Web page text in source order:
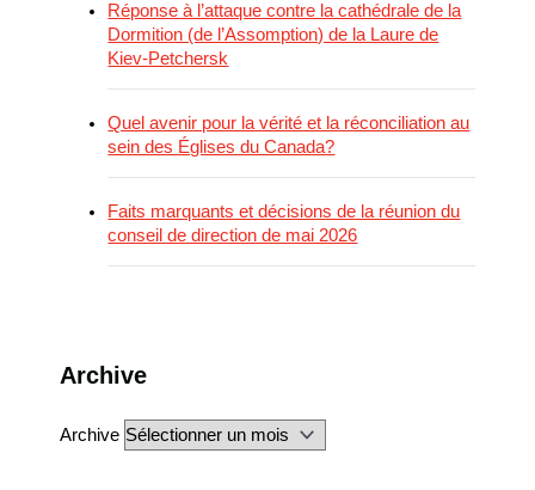
Réponse à l’attaque contre la cathédrale de la
Dormition (de l’Assomption) de la Laure de
Kiev-Petchersk
Quel avenir pour la vérité et la réconciliation au
sein des Églises du Canada?
Faits marquants et décisions de la réunion du
conseil de direction de mai 2026
Archive
Archive